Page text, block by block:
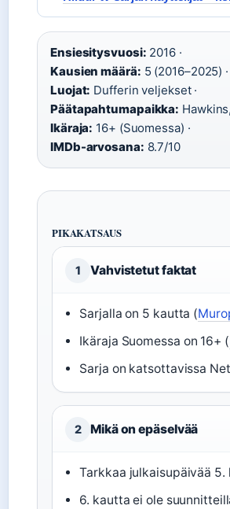
Ensiesitysvuosi: 2016 ·
Kausien määrä: 5 (2016–2025) ·
Luojat: Dufferin veljekset ·
Päätapahtumapaikka:
Ikäraja: 16+ (Suomessa) ·
IMDb-arvosana: 8.7/10
PIKAKATSAUS
1 Vahvistetut faktat
Sarjalla on 5 kautta (
Ikäraja Suomessa on 16+ (
Sarja on katsottavissa
2 Mikä on epäselvää
Tarkkaa julkaisupäivää
6. kautta ei ole